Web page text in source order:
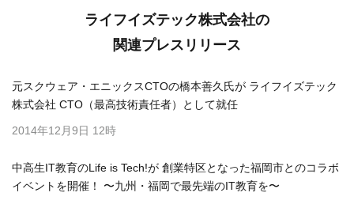
ライフイズテック株式会社の
関連プレスリリース
元スクウェア・エニックスCTOの橋本善久氏が ライフイズテック
株式会社 CTO（最高技術責任者）として就任
2014年12月9日 12時
中高生IT教育のLife is Tech!が 創業特区となった福岡市とのコラボ
イベントを開催！ 〜九州・福岡で最先端のIT教育を〜